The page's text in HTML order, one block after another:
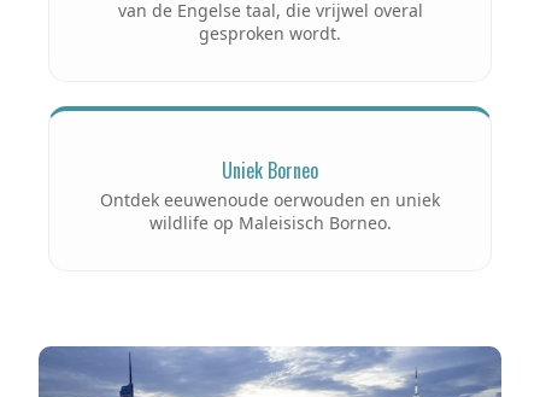
van de Engelse taal, die vrijwel overal
gesproken wordt.
Uniek Borneo
Ontdek eeuwenoude oerwouden en uniek
wildlife op Maleisisch Borneo.